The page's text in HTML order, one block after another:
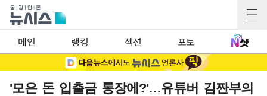
메인 랭킹 섹션 포토
'모은 돈 입출금 통장에?'…유튜버 김짠부의